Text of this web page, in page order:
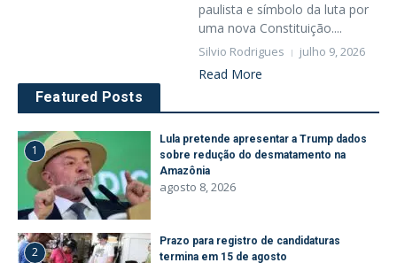
paulista e símbolo da luta por
uma nova Constituição....
Silvio Rodrigues julho 9, 2026
Read More
Featured Posts
1
Lula pretende apresentar a Trump dados
sobre redução do desmatamento na
Amazônia
agosto 8, 2026
2
Prazo para registro de candidaturas
termina em 15 de agosto